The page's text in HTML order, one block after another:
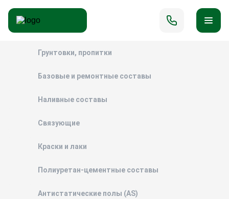
Грунтовки, пропитки
Базовые и ремонтные составы
Наливные составы
Связующие
Краски и лаки
Полиуретан-цементные составы
Антистатические полы (AS)